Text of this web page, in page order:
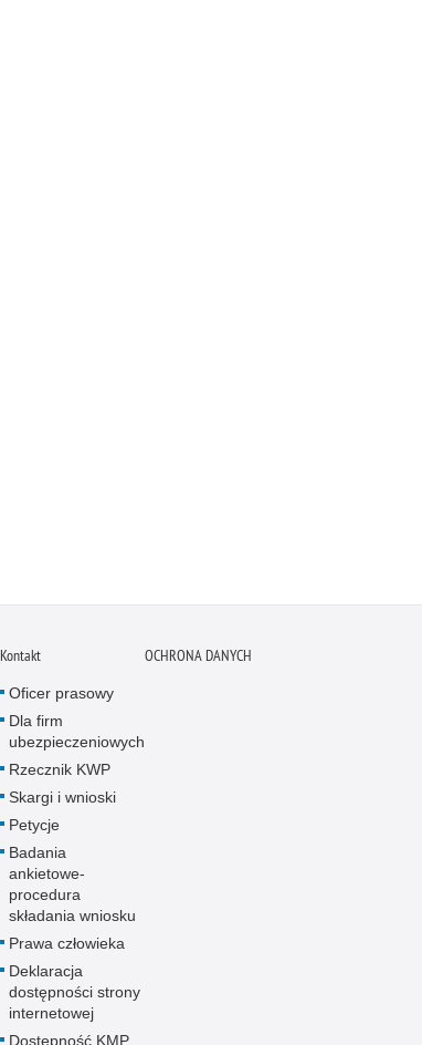
Kontakt
Oficer prasowy
Dla firm
ubezpieczeniowych
Rzecznik KWP
Skargi i wnioski
Petycje
Badania
ankietowe-
procedura
składania wniosku
Prawa człowieka
Deklaracja
dostępności strony
internetowej
Dostępność KMP
OCHRONA DANYCH